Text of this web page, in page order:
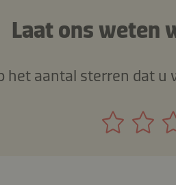
Laat ons weten
het aantal sterren dat u